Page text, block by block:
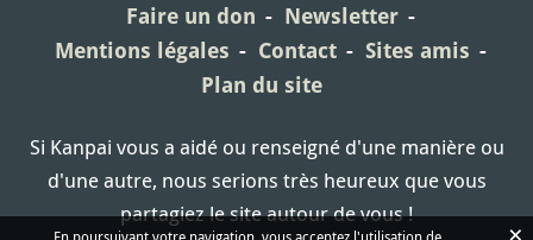
Faire un don
Newsletter
Mentions légales
Contact
Sites amis
Plan du site
Si Kanpai vous a aidé ou renseigné d'une manière ou
d'une autre, nous serions très heureux que vous
partagiez le site autour de vous !